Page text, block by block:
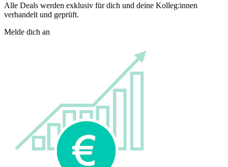
Alle Deals werden exklusiv für dich und deine Kolleg:innen
verhandelt und geprüft.
Melde dich an